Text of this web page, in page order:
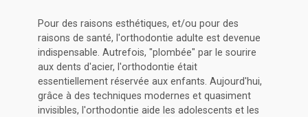
Pour des raisons esthétiques, et/ou pour des
raisons de santé, l'orthodontie adulte est devenue
indispensable. Autrefois, "plombée" par le sourire
aux dents d'acier, l'orthodontie était
essentiellement réservée aux enfants. Aujourd'hui,
grâce à des techniques modernes et quasiment
invisibles, l'orthodontie aide les adolescents et les